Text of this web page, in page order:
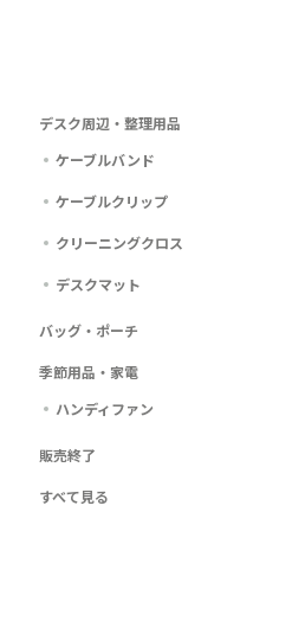
デスク周辺・整理用品
ケーブルバンド
ケーブルクリップ
クリーニングクロス
デスクマット
バッグ・ポーチ
季節用品・家電
ハンディファン
販売終了
すべて見る